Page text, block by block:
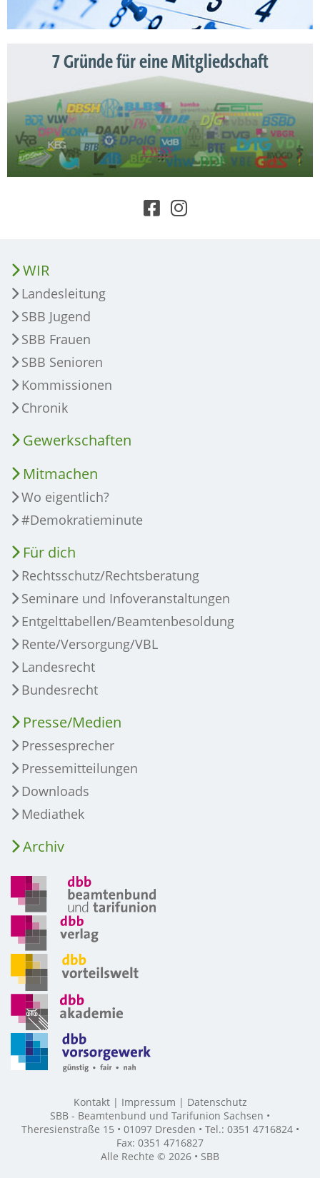
7 Gründe für eine Mitgliedschaft
WIR
Landesleitung
SBB Jugend
SBB Frauen
SBB Senioren
Kommissionen
Chronik
Gewerkschaften
Mitmachen
Wo eigentlich?
#Demokratieminute
Für dich
Rechtsschutz/Rechtsberatung
Seminare und Infoveranstaltungen
Entgelttabellen/Beamtenbesoldung
Rente/Versorgung/VBL
Landesrecht
Bundesrecht
Presse/Medien
Pressesprecher
Pressemitteilungen
Downloads
Mediathek
Archiv
Kontakt Impressum
Datenschutz
SBB - Beamtenbund und Tarifunion Sachsen •
Theresienstraße 15 • 01097 Dresden • Tel.: 0351 4716824 •
Fax: 0351 4716827
Alle Rechte © 2026 • SBB